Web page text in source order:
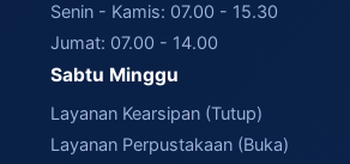
Senin - Kamis: 07.00 - 15.30
Jumat: 07.00 - 14.00
Sabtu Minggu
Layanan Kearsipan (Tutup)
Layanan Perpustakaan (Buka)